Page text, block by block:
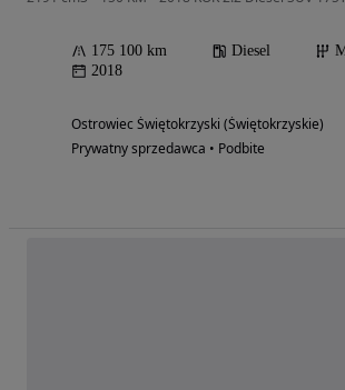
175 100 km Diesel
2018
Ostrowiec Świętokrzyski (Świętokrzyskie)
Prywatny sprzedawca • Podbite